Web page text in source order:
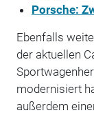
Porsche:
Ebenfalls
der aktuellen
modernisiert
außerdem